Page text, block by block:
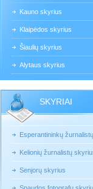
Kauno skyrius
Klaipėdos skyrius
Šiaulių skyrius
Alytaus skyrius
SKYRIAI
Esperantininkų
Kelionių žurnalistų
Senjorų skyrius